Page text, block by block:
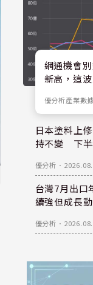
網通機會
新高，這
優分析產業數
日本塗料上
持不變 下半
優分析 ．
台灣7月出
續強但成長
優分析 ．